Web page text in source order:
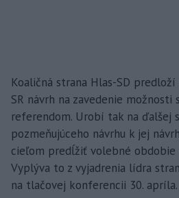
Koaličná strana Hlas-SD
SR návrh na zavedenie
referendom. Urobí tak na ďalšej
pozmeňujúceho návrhu k jej
cieľom predĺžiť volebné obdobie
Vyplýva to z vyjadrenia lídra
na tlačovej konferencii 30. apríla.